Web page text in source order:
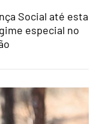
Social até esta
especial no